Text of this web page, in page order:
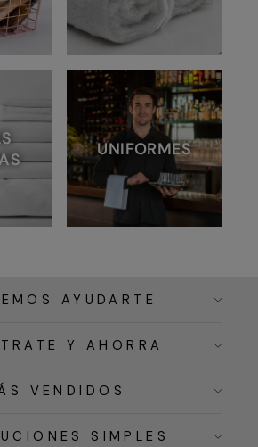
UNIFORMES
AYUDARTE
Y AHORRA
VENDIDOS
SIMPLES